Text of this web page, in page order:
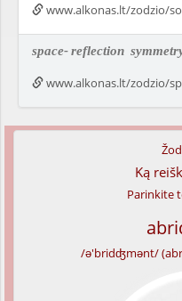
www.alkonas.lt/zodzio/
space-reflection
www.alkonas.lt/zodzio/
Ką
Parinkite
/ə'bridʤmənt/